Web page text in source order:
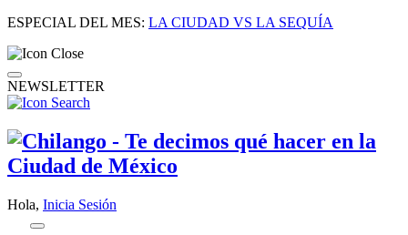
ESPECIAL DEL MES: LA CIUDAD VS LA SEQUÍA
NEWSLETTER
Hola, Inicia Sesión